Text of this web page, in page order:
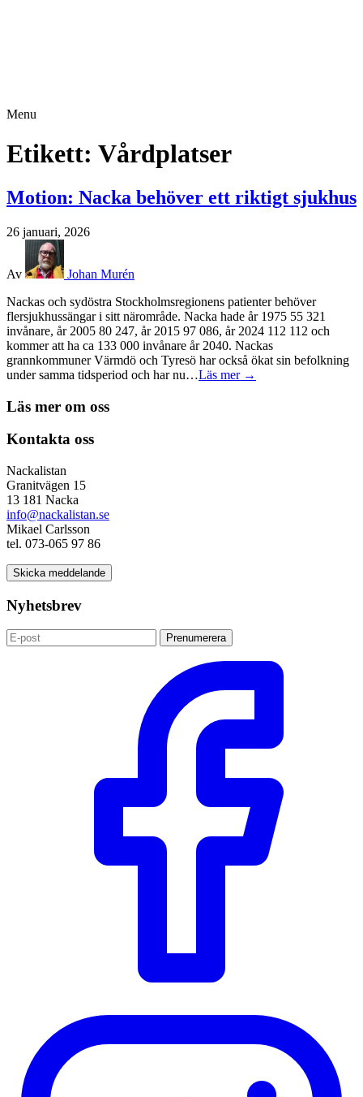
Menu
Etikett: Vårdplatser
Motion: Nacka behöver ett riktigt sjukhus
26 januari, 2026
Av
Johan Murén
Nackas och sydöstra Stockholmsregionens patienter behöver
flersjukhussängar i sitt närområde. Nacka hade år 1975 55 321
invånare, år 2005 80 247, år 2015 97 086, år 2024 112 112 och
kommer att ha ca 133 000 invånare år 2040. Nackas
grannkommuner Värmdö och Tyresö har också ökat sin befolkning
under samma tidsperiod och har nu…Läs mer →
Läs mer om oss
Kontakta oss
Nackalistan
Granitvägen 15
13 181 Nacka
info@nackalistan.se
Mikael Carlsson
tel. 073-065 97 86
Skicka meddelande
Nyhetsbrev
Prenumerera